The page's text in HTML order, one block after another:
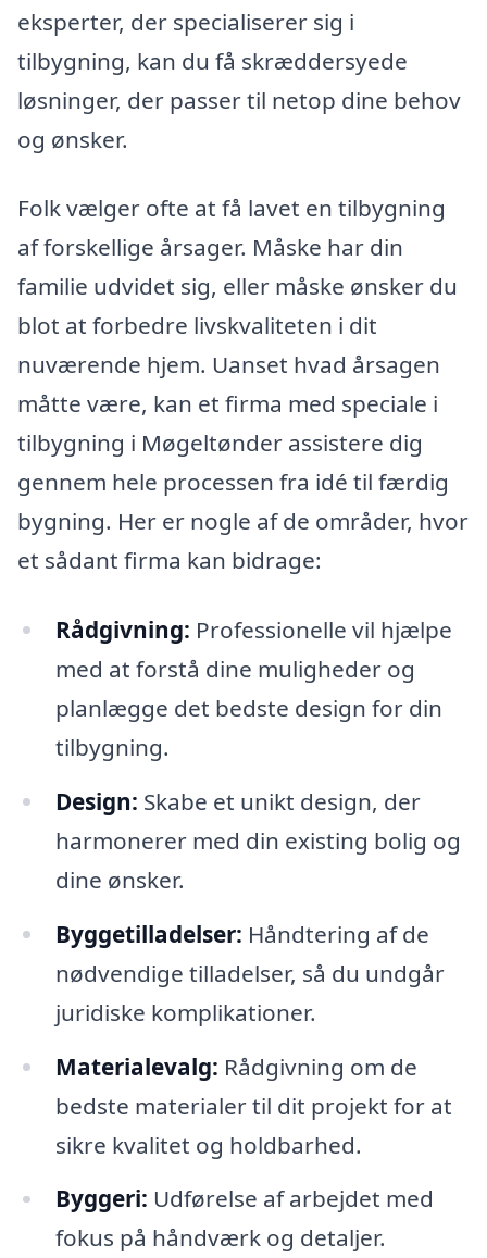
eksperter, der specialiserer sig i
tilbygning, kan du få skræddersyede
løsninger, der passer til netop dine behov
og ønsker.
Folk vælger ofte at få lavet en tilbygning
af forskellige årsager. Måske har din
familie udvidet sig, eller måske ønsker du
blot at forbedre livskvaliteten i dit
nuværende hjem. Uanset hvad årsagen
måtte være, kan et firma med speciale i
tilbygning i Møgeltønder assistere dig
gennem hele processen fra idé til færdig
bygning. Her er nogle af de områder, hvor
et sådant firma kan bidrage:
Rådgivning: Professionelle vil hjælpe
med at forstå dine muligheder og
planlægge det bedste design for din
tilbygning.
Design: Skabe et unikt design, der
harmonerer med din existing bolig og
dine ønsker.
Byggetilladelser: Håndtering af de
nødvendige tilladelser, så du undgår
juridiske komplikationer.
Materialevalg: Rådgivning om de
bedste materialer til dit projekt for at
sikre kvalitet og holdbarhed.
Byggeri: Udførelse af arbejdet med
fokus på håndværk og detaljer.